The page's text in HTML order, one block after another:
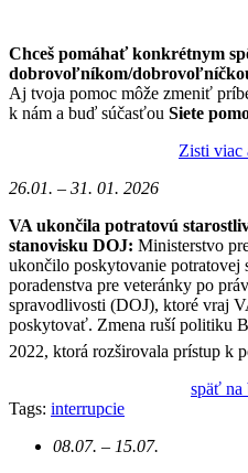
Chceš pomáhať konkrétnym
dobrovoľníkom/
Aj tvoja pomoc môže zmeniť
k nám a buď súčasťou Siete
Zisti viac
26.01. – 31. 01. 2026
VA ukončila potratovú
stanovisku DOJ: Ministerstvo
ukončilo poskytovanie potratovej
poradenstva pre veteránky po
spravodlivosti (DOJ), ktoré vraj
poskytovať. Zmena ruší politiku
2022, ktorá rozširovala prístup k
späť na
Tags: interrupcie
08.07. – 15.07.